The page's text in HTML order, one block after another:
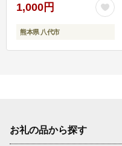
1,000円
熊本県 八代市
お礼の品から探す